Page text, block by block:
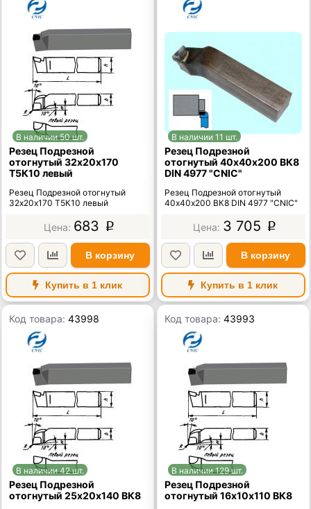
В наличии 50 шт.
Резец Подрезной
отогнутый 32х20х170
Т5К10 левый
Резец Подрезной отогнутый
32х20х170 Т5К10 левый
683 p
В корзину
Купить в 1 клик
В наличии 11 шт.
Резец Подрезной
отогнутый 40х40х200 ВК8
DIN 4977 "CNIC"
Резец Подрезной отогнутый
40х40х200 ВК8 DIN 4977 "CNIC"
3 705 p
В корзину
Купить в 1 клик
Код товара:43998
В наличии 42 шт.
Резец Подрезной
отогнутый 25х20х140 ВК8
Код товара:43993
В наличии 129 шт.
Резец Подрезной
отогнутый 16х10х110 ВК8